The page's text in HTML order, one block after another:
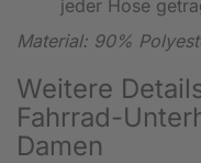
jeder Hose
Material: 90%
Weitere
Fahrrad-
Damen